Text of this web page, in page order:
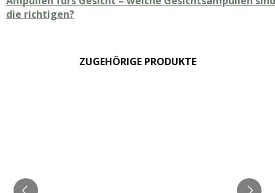
die richtigen?
ZUGEHÖRIGE PRODUKTE